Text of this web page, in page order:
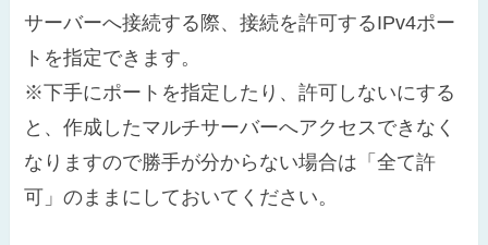
サーバーへ接続する際、接続を許可するIPv4ポー
トを指定できます。
※下手にポートを指定したり、許可しないにする
と、作成したマルチサーバーへアクセスできなく
なりますので勝手が分からない場合は「全て許
可」のままにしておいてください。